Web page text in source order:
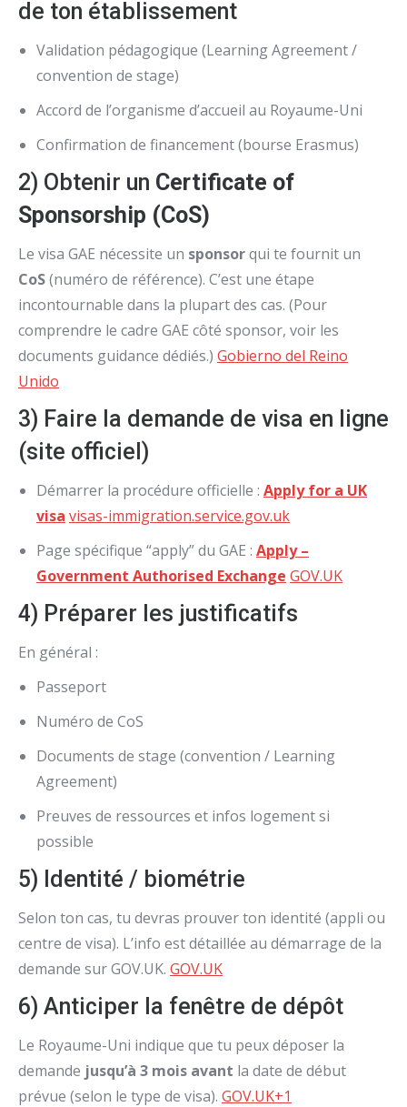
de ton établissement
Validation pédagogique (Learning Agreement /
convention de stage)
Accord de l’organisme d’accueil au Royaume-Uni
Confirmation de financement (bourse Erasmus)
2) Obtenir un Certificate of
Sponsorship (CoS)
Le visa GAE nécessite un sponsorqui te fournit un
CoS(numéro de référence). C’est une étape
incontournable dans la plupart des cas. (Pour
comprendre le cadre GAE côté sponsor, voir les
documents guidance dédiés.) Gobierno del Reino
Unido
3) Faire la demande de visa en ligne
(site officiel)
Démarrer la procédure officielle : Apply for a UK
visa visas-immigration.service.gov.uk
Page spécifique “apply” du GAE : Apply –
Government Authorised Exchange GOV.UK
4) Préparer les justificatifs
En général :
Passeport
Numéro de CoS
Documents de stage (convention / Learning
Agreement)
Preuves de ressources et infos logement si
possible
5) Identité / biométrie
Selon ton cas, tu devras prouver ton identité (appli ou
centre de visa). L’info est détaillée au démarrage de la
demande sur GOV.UK. GOV.UK
6) Anticiper la fenêtre de dépôt
Le Royaume-Uni indique que tu peux déposer la
demande jusqu’à 3 mois avant la date de début
prévue (selon le type de visa). GOV.UK+1